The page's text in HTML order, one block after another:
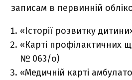
записам в первинній
«Історії розвитку
«Карті профілактичних
№ 063/о)
«Медичній карті